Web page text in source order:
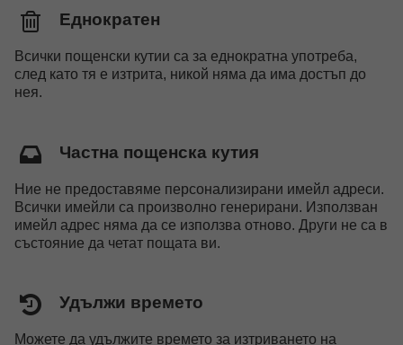
Еднократен
Всички пощенски кутии са за еднократна употреба,
след като тя е изтрита, никой няма да има достъп до
нея.
Частна пощенска кутия
Ние не предоставяме персонализирани имейл адреси.
Всички имейли са произволно генерирани. Използван
имейл адрес няма да се използва отново. Други не са в
състояние да четат пощата ви.
Удължи времето
Можете да удължите времето за изтриването на